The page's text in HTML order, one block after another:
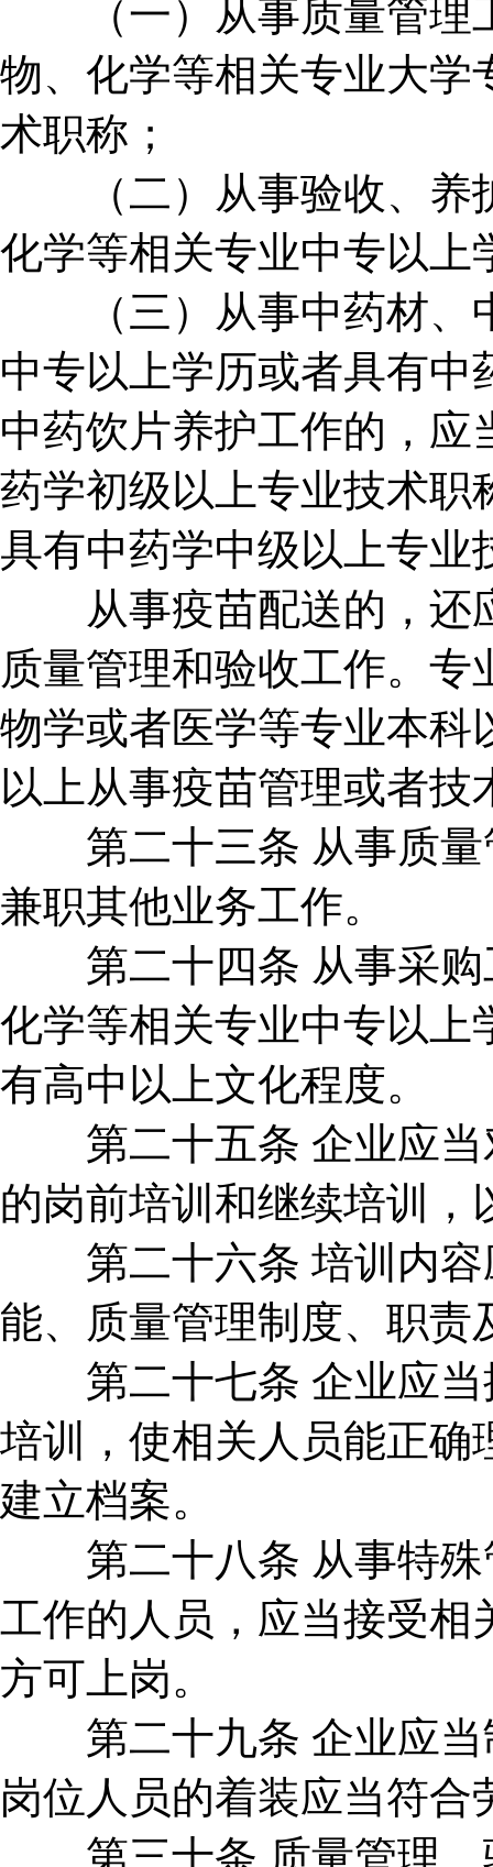
（一）从事质量管理
物、化学等相关专业大学
术职称；
（二）从事验收、养
化学等相关专业中专以上
（三）从事中药材、
中专以上学历或者具有
中药饮片养护工作的，
药学初级以上专业技术职
具有中药学中级以上专业
从事疫苗配送的，还
质量管理和验收工作。
物学或者医学等专业本科
以上从事疫苗管理或者技
第二十三条 从事质量
兼职其他业务工作。
第二十四条 从事采购
化学等相关专业中专以上
有高中以上文化程度。
第二十五条 企业应当
的岗前培训和继续培训，
第二十六条 培训内容
能、质量管理制度、职责
第二十七条 企业应当
培训，使相关人员能正确
建立档案。
第二十八条 从事特殊
工作的人员，应当接受相
方可上岗。
第二十九条 企业应当
岗位人员的着装应当符
第三十条 质量管理、